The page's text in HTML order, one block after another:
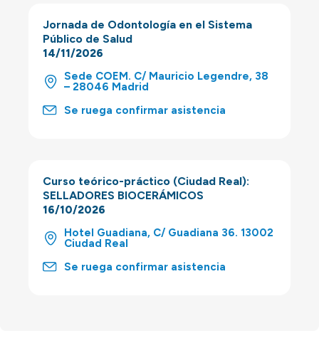
Jornada de Odontología en el Sistema
Público de Salud
14/11/2026
Sede COEM. C/ Mauricio Legendre, 38
– 28046 Madrid
Se ruega confirmar asistencia
Curso teórico-práctico (Ciudad Real):
SELLADORES BIOCERÁMICOS
16/10/2026
Hotel Guadiana, C/ Guadiana 36. 13002
Ciudad Real
Se ruega confirmar asistencia